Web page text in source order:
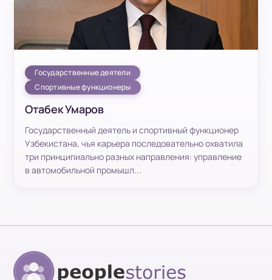
Государственные деятели
Спортивные функционеры
Отабек Умаров
Государственный деятель и спортивный функционер
Узбекистана, чья карьера последовательно охватила
три принципиально разных направления: управление
в автомобильной промышл...